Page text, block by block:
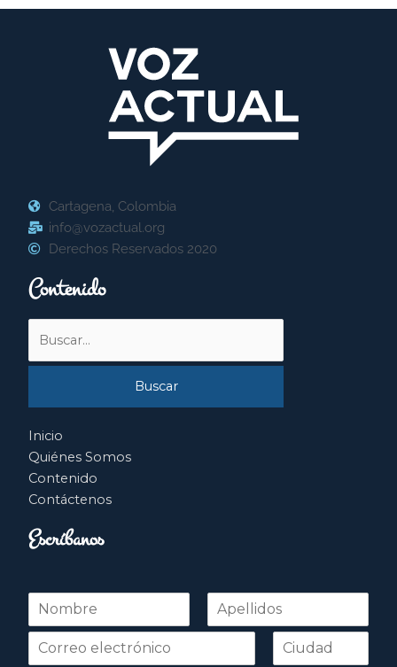
Cartagena, Colombia
info@vozactual.org
Derechos Reservados 2020
Contenido
por:
Inicio
Quiénes Somos
Contenido
Contáctenos
Escríbanos
N
m
Nombre Apellidos